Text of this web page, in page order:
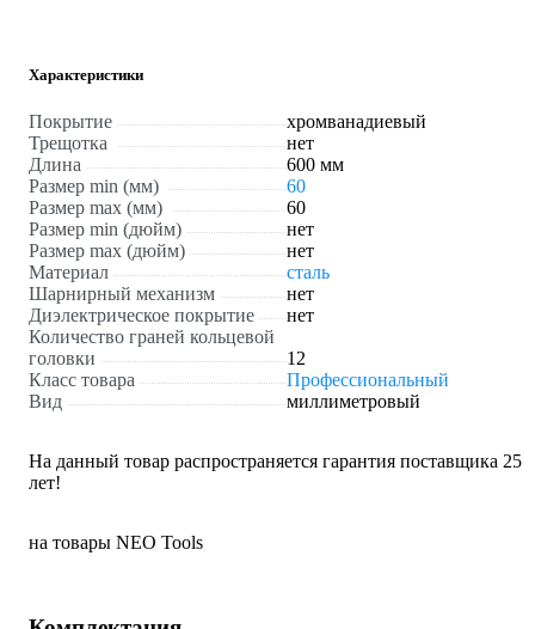
Характеристики
Покрытие
хромванадиевый
Трещотка
нет
Длина
600 мм
Размер min (мм)
60
Размер max (мм)
60
Размер min (дюйм)
нет
Размер max (дюйм)
нет
Материал
сталь
Шарнирный механизм
нет
Диэлектрическое покрытие
нет
Количество граней кольцевой
головки
12
Класс товара
Профессиональный
Вид
миллиметровый
На данный товар распространяется гарантия поставщика 25
лет!
на товары NEO Tools